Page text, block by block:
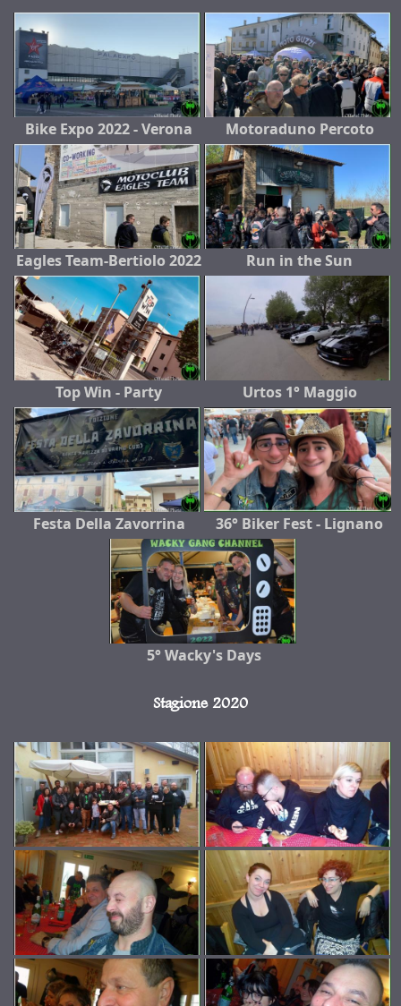
Bike Expo 2022 - Verona Motoraduno Percoto
Eagles Team-Bertiolo 2022 Run in the Sun
Top Win - Party Urtos 1° Maggio
Festa Della Zavorrina 36° Biker Fest - Lignano
5° Wacky's Days
Stagione 2020